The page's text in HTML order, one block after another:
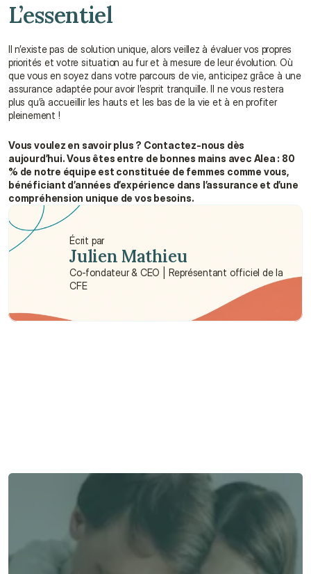
L’essentiel
Il n’existe pas de solution unique, alors veillez à évaluer vos propres
priorités et votre situation au fur et à mesure de leur évolution. Où
que vous en soyez dans votre parcours de vie, anticipez grâce à une
assurance adaptée pour avoir l’esprit tranquille. Il ne vous restera
plus qu’à accueillir les hauts et les bas de la vie et à en profiter
pleinement !
Vous voulez en savoir plus ? Contactez-nous dès
aujourd’hui. Vous êtes entre de bonnes mains avec Alea : 80
% de notre équipe est constituée de femmes comme vous,
bénéficiant d’années d’expérience dans l’assurance et d’une
compréhension unique de vos besoins.
Écrit par
Julien Mathieu
Co-fondateur & CEO | Représentant officiel de la
CFE